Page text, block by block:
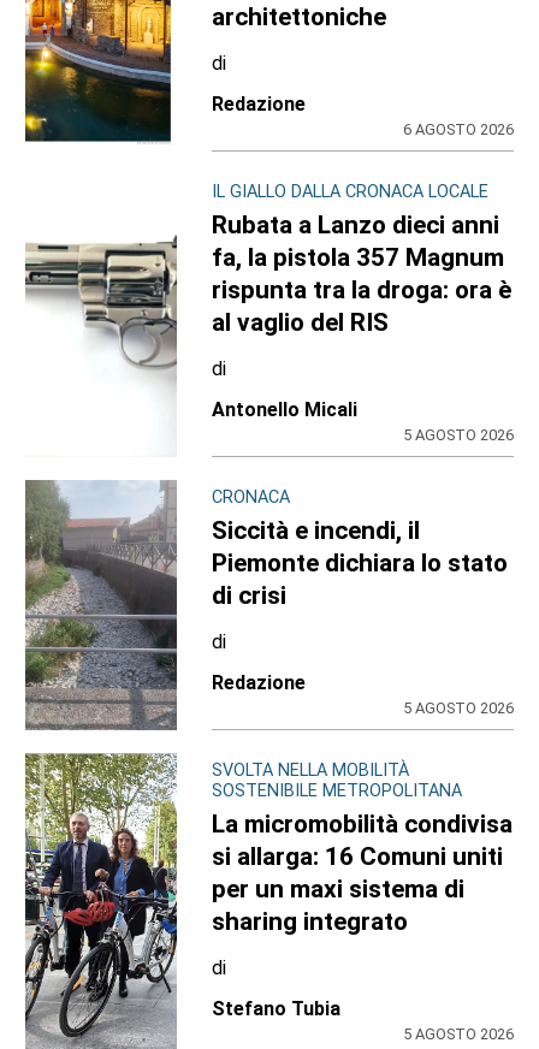
architettoniche
di
Redazione
6 AGOSTO 2026
IL GIALLO DALLA CRONACA LOCALE
Rubata a Lanzo dieci anni
fa, la pistola 357 Magnum
rispunta tra la droga: ora è
al vaglio del RIS
di
Antonello Micali
5 AGOSTO 2026
CRONACA
Siccità e incendi, il
Piemonte dichiara lo stato
di crisi
di
Redazione
5 AGOSTO 2026
SVOLTA NELLA MOBILITÀ
SOSTENIBILE METROPOLITANA
La micromobilità condivisa
si allarga: 16 Comuni uniti
per un maxi sistema di
sharing integrato
di
Stefano Tubia
5 AGOSTO 2026